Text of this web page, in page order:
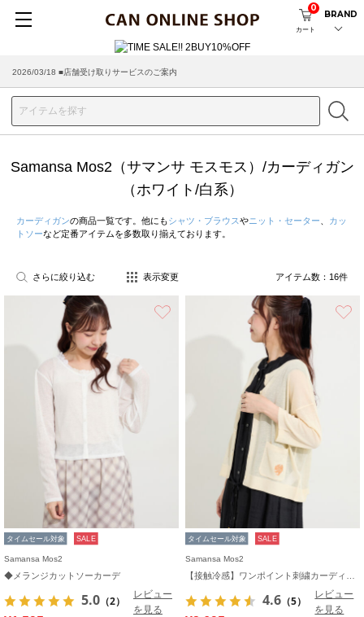
カート
0
BRAND
2026/03/18 ■店舗受け取りサービスのご案内
Samansa Mos2（サマンサ モスモス）/カーディガン
（ホワイト/白系）
カーディガンの商品一覧です。他にもシャツ・ブラウスやニット・セーター
カッ
トソーなど定番アイテムを多数取り揃えております。
さらに絞り込む 表示変更 アイテム数： 16件
タイムセール対象 SALE
Samansa Mos2
◆メランジカットソーカーデ
5.0 （2）
レビュー
を見る
タイムセール対象 SALE
Samansa Mos2
4.6 （5）
レビュー
を見る